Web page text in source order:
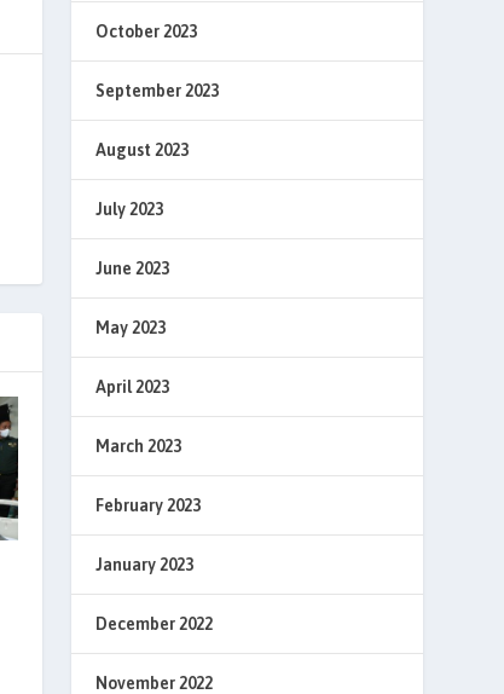
October 2023
September 2023
August 2023
July 2023
June 2023
May 2023
April 2023
March 2023
February 2023
January 2023
December 2022
November 2022